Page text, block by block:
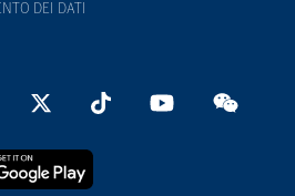
DEI DATI